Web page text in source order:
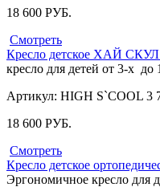
18 600 РУБ.
Смотреть
Кресло детское ХАЙ
кресло для детей от 3-х до
Артикул: HIGH S`COOL 3
18 600 РУБ.
Смотреть
Кресло детское
Эргономичное кресло для